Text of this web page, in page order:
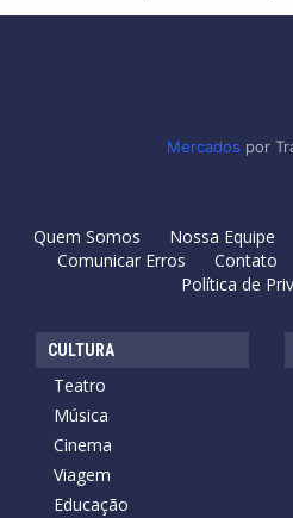
Mercados por
Quem Somos Nossa Equipe
Comunicar Erros
Contato
Política de
CULTURA
Teatro
Música
Cinema
Viagem
Educação